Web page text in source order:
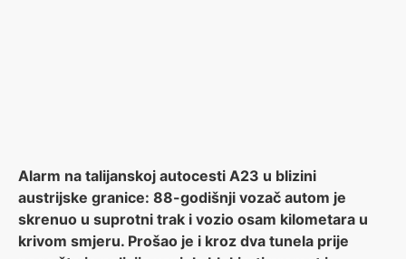
Alarm na talijanskoj autocesti A23 u blizini
austrijske granice: 88-godišnji vozač autom je
skrenuo u suprotni trak i vozio osam kilometara u
krivom smjeru. Prošao je i kroz dva tunela prije